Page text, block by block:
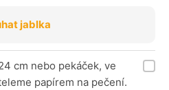
jablka
cm nebo pekáček, ve
papírem na pečení.